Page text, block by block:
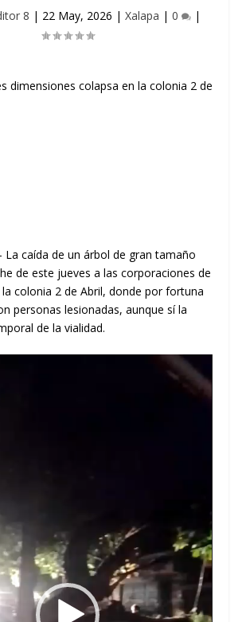
8 | 22 May, 2026 | Xalapa | 0 |
La caída de un árbol de gran tamaño
de este jueves a las corporaciones de
colonia 2 de Abril, donde por fortuna
personas lesionadas, aunque sí la
de la vialidad.